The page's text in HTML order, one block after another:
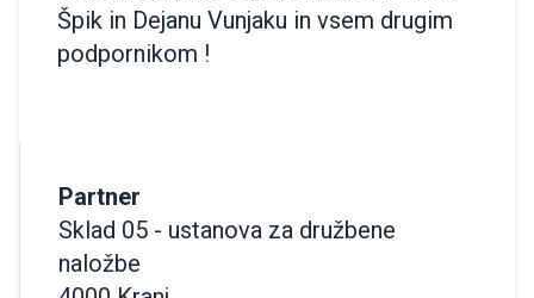
Špik in Dejanu Vunjaku in vsem drugim
podpornikom !
Partner
Sklad 05 - ustanova za družbene
naložbe